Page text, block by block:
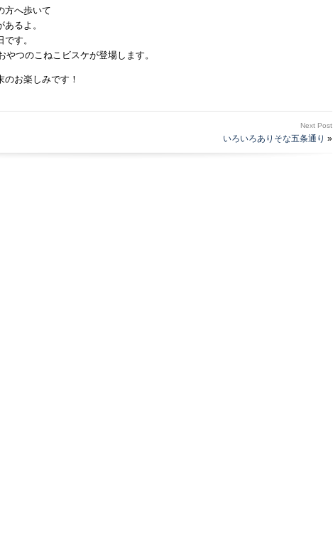
方へ歩いて
るよ。
す。
つのこねこビスケが登場します。
お楽しみです！
Next Post
いろいろありそな五条通り »